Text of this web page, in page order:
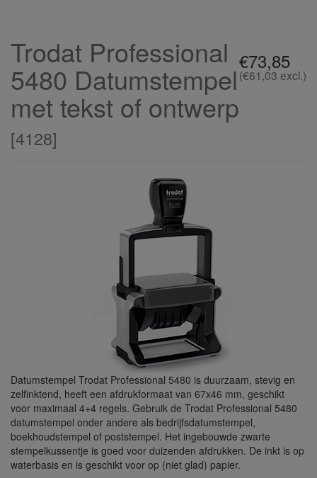
€73,85
(€61,03 excl.)
Trodat Professional
5480 Datumstempel
met tekst of ontwerp
[4128]
Datumstempel Trodat Professional 5480 is duurzaam, stevig en
zelfinktend, heeft een afdrukformaat van 67x46 mm, geschikt
voor maximaal 4+4 regels. Gebruik de Trodat Professional 5480
datumstempel onder andere als bedrijfsdatumstempel,
boekhoudstempel of poststempel. Het ingebouwde zwarte
stempelkussentje is goed voor duizenden afdrukken. De inkt is op
waterbasis en is geschikt voor op (niet glad) papier.